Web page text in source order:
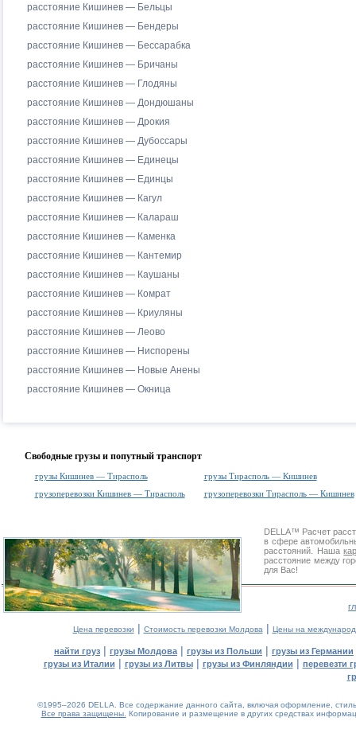
расстояние Кишинев — Бельцы
расстояние Кишинев — Бендеры
расстояние Кишинев — Бессарабка
расстояние Кишинев — Бричаны
расстояние Кишинев — Глодяны
расстояние Кишинев — Дондюшаны
расстояние Кишинев — Дрокия
расстояние Кишинев — Дубоссары
расстояние Кишинев — Единецы
расстояние Кишинев — Единцы
расстояние Кишинев — Кагул
расстояние Кишинев — Калараш
расстояние Кишинев — Каменка
расстояние Кишинев — Кантемир
расстояние Кишинев — Каушаны
расстояние Кишинев — Комрат
расстояние Кишинев — Криуляны
расстояние Кишинев — Леово
расстояние Кишинев — Ниспорены
расстояние Кишинев — Новые Анены
расстояние Кишинев — Окница
Свободные грузы и попутный транспорт
грузы Кишинев — Тирасполь
грузы Тирасполь — Кишинев
грузоперевозки Кишинев — Тирасполь
грузоперевозки Тирасполь — Кишинев
DELLA™ Расчет
в сфере
расстояний. Наша
расстояние между
для Вас!
Цена перевозки | Стоимость перевозки Молдова | Цены на
найти груз | грузы Молдова | грузы из Польши | грузы из Германии
грузы из Италии | грузы из Литвы| грузы из Финляндии | перевезти
©1995–2026 DELLA. Все содержание данного сайта, включая оформление,
Все права защищены. Копирование и размещение в других средствах